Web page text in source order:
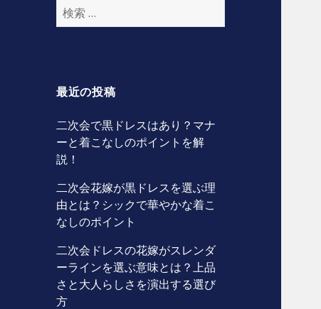
検
最近の投稿
二次会で黒ドレスはあり？マナ
ーと着こなしのポイントを解
説！
二次会花嫁が黒ドレスを選ぶ理
由とは？シックで華やかな着こ
なしのポイント
二次会ドレスの花嫁がスレンダ
ーラインを選ぶ意味とは？上品
さと大人らしさを演出する選び
方